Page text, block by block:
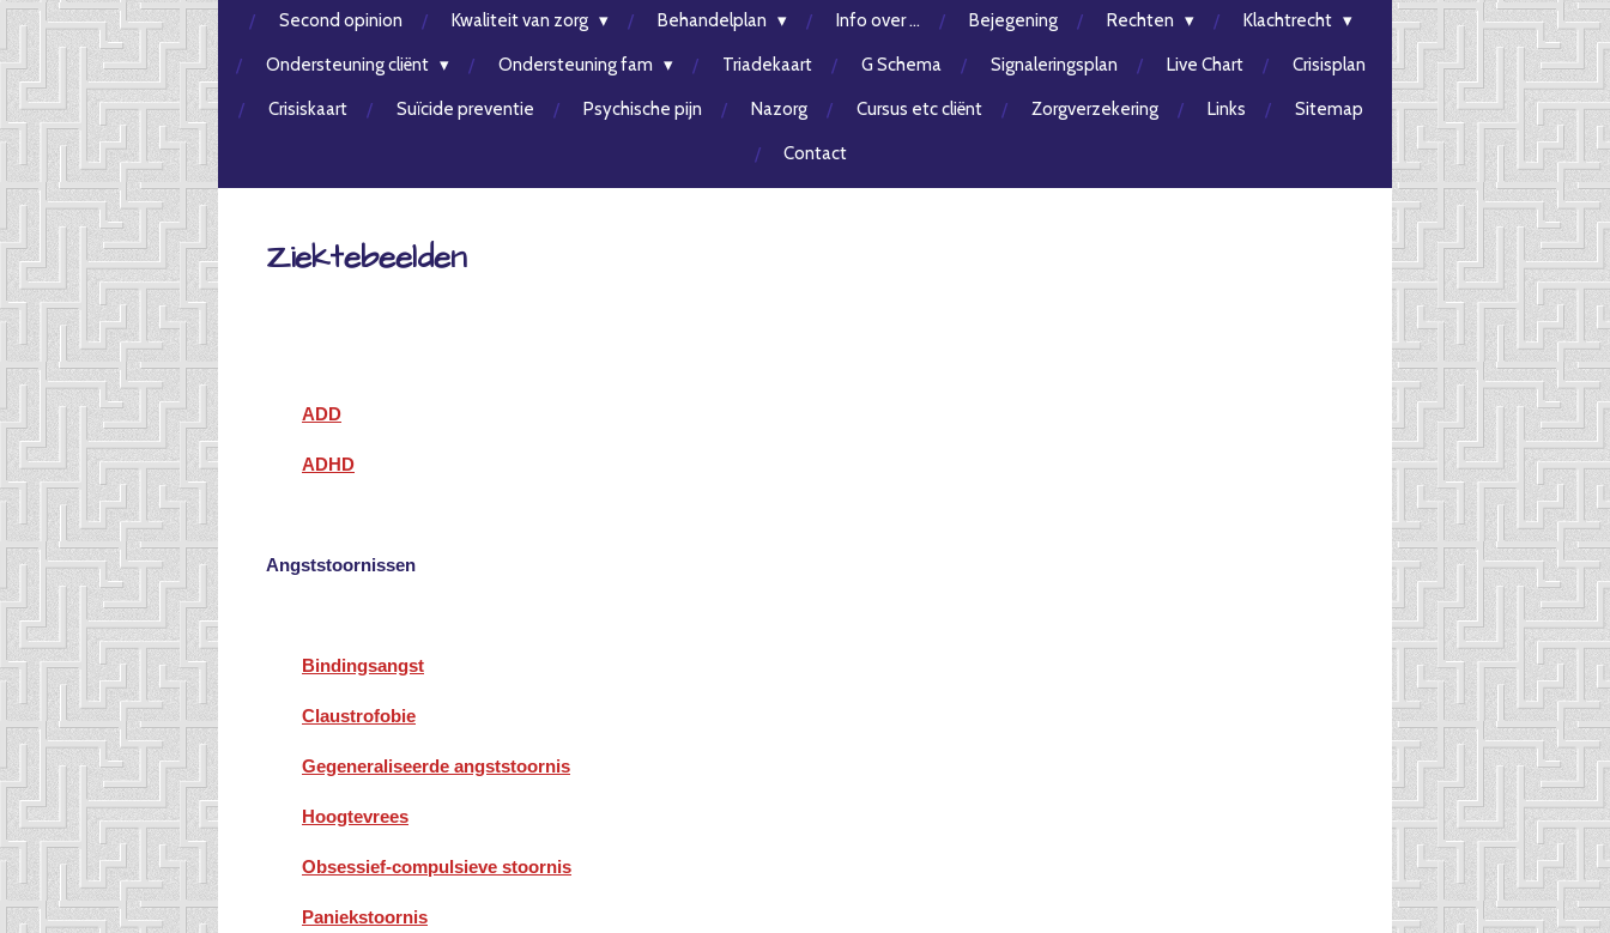
Second opinion Kwaliteit van zorg Behandelplan Info over ... Bejegening Rechten Klachtrecht
Ondersteuning cliënt Ondersteuning fam Triadekaart G Schema Signaleringsplan Live Chart Crisisplan
Crisiskaart Suïcide preventie Psychische pijn Nazorg Cursus etc cliënt Zorgverzekering Links Sitemap
Contact
Ziektebeelden
ADD
ADHD
Angststoornissen
Bindingsangst
Claustrofobie
Gegeneraliseerde angststoornis
Hoogtevrees
Obsessief-compulsieve stoornis
Paniekstoornis